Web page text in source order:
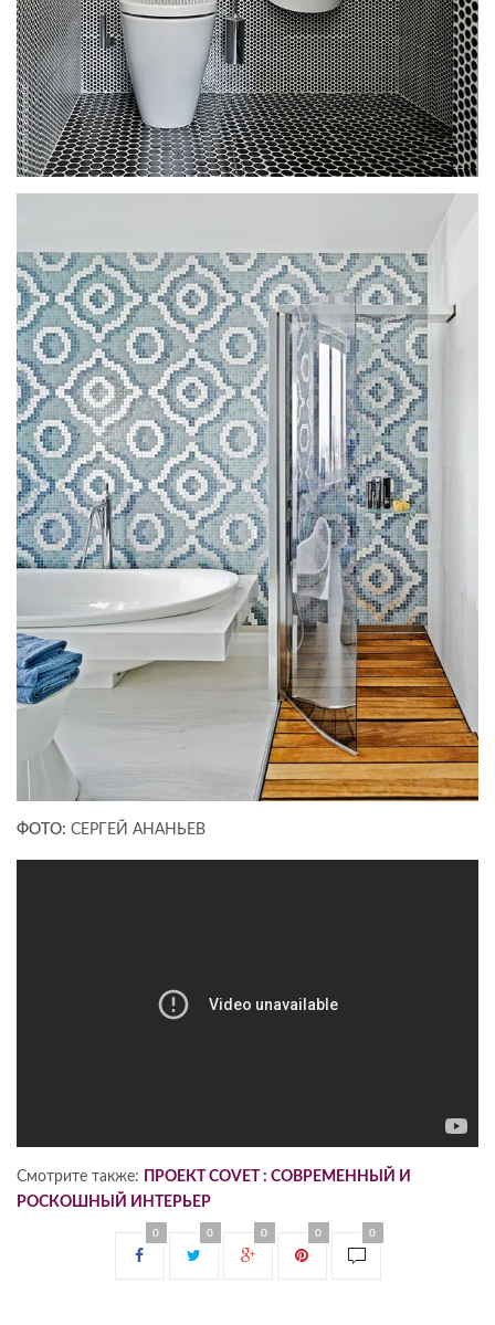
ФОТО: СЕРГЕЙ АНАНЬЕВ
Смотрите также:
ПРОЕКТ COVET : СОВРЕМЕННЫЙ И
РОСКОШНЫЙ ИНТЕРЬЕР
0 0 0 0 0